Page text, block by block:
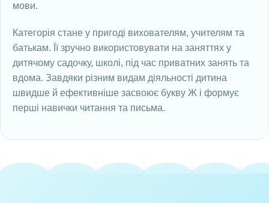
мови.
Категорія стане у пригоді вихователям, учителям та
батькам. Її зручно використовувати на заняттях у
дитячому садочку, школі, під час приватних занять та
вдома. Завдяки різним видам діяльності дитина
швидше й ефективніше засвоює букву Ж і формує
перші навички читання та письма.